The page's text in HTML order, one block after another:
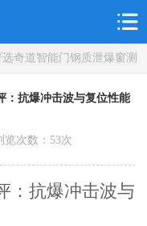
奇道智能门钢质泄爆窗测
：抗爆冲击波与复位性能
次数： 53次
：抗爆冲击波与